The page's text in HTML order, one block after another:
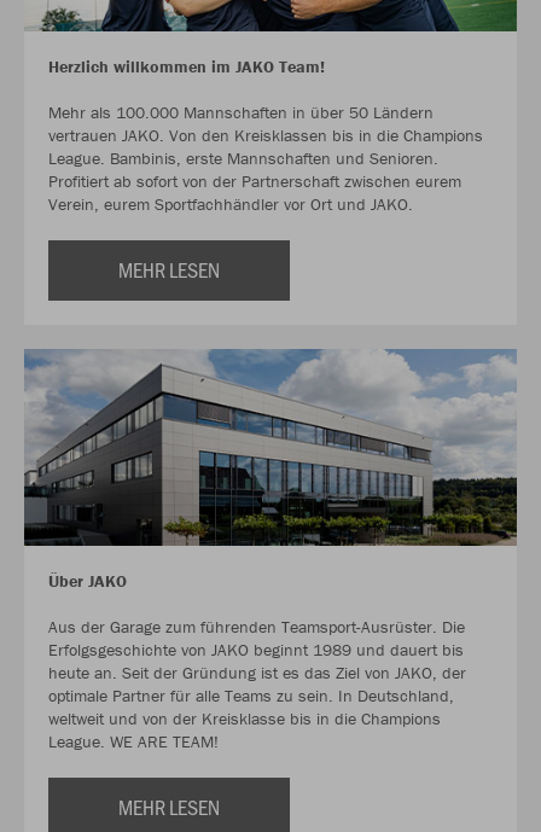
Herzlich willkommen im JAKO Team!
Mehr als 100.000 Mannschaften in über 50 Ländern
vertrauen JAKO. Von den Kreisklassen bis in die Champions
League. Bambinis, erste Mannschaften und Senioren.
Profitiert ab sofort von der Partnerschaft zwischen eurem
Verein, eurem Sportfachhändler vor Ort und JAKO.
MEHR LESEN
Über JAKO
Aus der Garage zum führenden Teamsport-Ausrüster. Die
Erfolgsgeschichte von JAKO beginnt 1989 und dauert bis
heute an. Seit der Gründung ist es das Ziel von JAKO, der
optimale Partner für alle Teams zu sein. In Deutschland,
weltweit und von der Kreisklasse bis in die Champions
League. WE ARE TEAM!
MEHR LESEN